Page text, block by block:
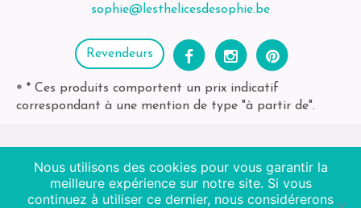
sophie@lesthelicesdesophie.be
Revendeurs
* * Ces produits comportent un prix indicatif
correspondant à une mention de type "à partir de".
2026Les Thélices de Sophie | BE-bio-03 Agriculture
Non EU
Nous utilisons des cookies pour vous garantir la
meilleure expérience sur notre site. Si vous
continuez à utiliser ce dernier, nous considérerons